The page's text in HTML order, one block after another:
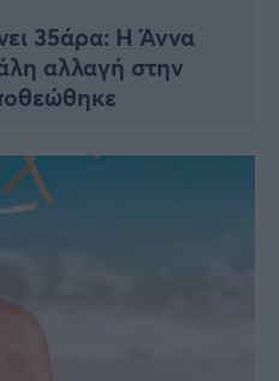
35άρα: Η Άννα
αλλαγή στην